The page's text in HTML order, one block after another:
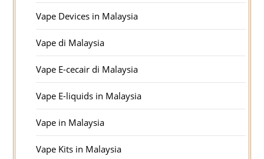
Vape Devices in Malaysia
Vape di Malaysia
Vape E-cecair di Malaysia
Vape E-liquids in Malaysia
Vape in Malaysia
Vape Kits in Malaysia